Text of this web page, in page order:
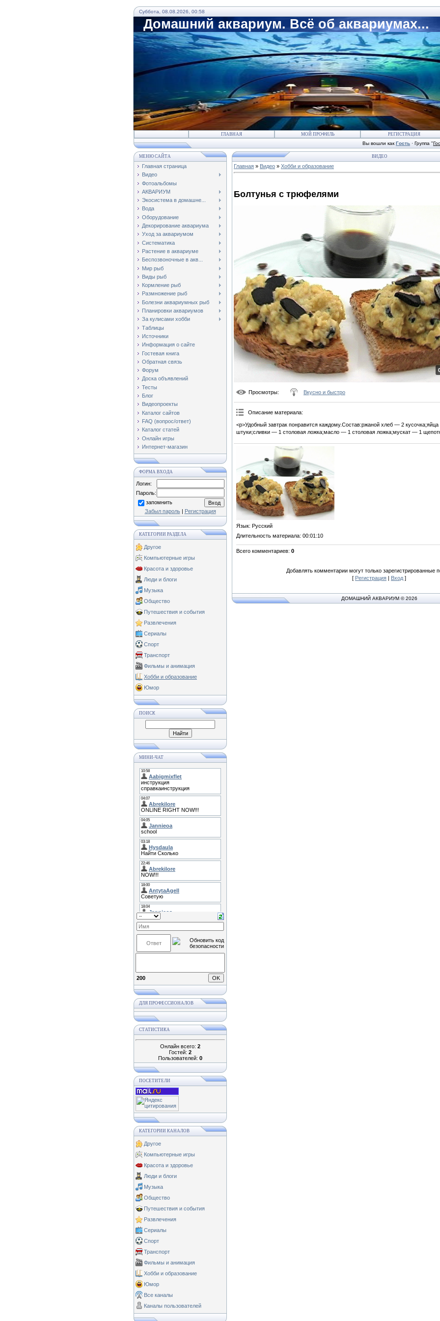
Суббота, 08.08.2026, 00:58
Домашний аквариум. Всё об аквариумах...
ГЛАВНАЯ МОЙ ПРОФИЛЬ РЕГИСТРАЦИЯ
Вы вошли как Гость · Группа "
МЕНЮ САЙТА
Главная страница
Видео
Фотоальбомы
АКВАРИУМ
Экосистема в домашне...
Вода
Оборудование
Декорирование аквариума
Уход за аквариумом
Систематика
Растение в аквариуме
Беспозвоночные в акв...
Мир рыб
Виды рыб
Кормление рыб
Размножение рыб
Болезни аквариумных рыб
Планировки аквариумов
За кулисами хобби
Таблицы
Источники
Информация о сайте
Гостевая книга
Обратная связь
Форум
Доска объявлений
Тесты
Блог
Видеопроекты
Каталог сайтов
FAQ (вопрос/ответ)
Каталог статей
Онлайн игры
Интернет-магазин
ФОРМА ВХОДА
Логин:
Пароль:
запомнить
Забыл пароль| Регистрация
КАТЕГОРИИ РАЗДЕЛА
Другое
Компьютерные игры
Красота и здоровье
Люди и блоги
Музыка
Общество
Путешествия и события
Развлечения
Сериалы
Спорт
Транспорт
Фильмы и анимация
Хобби и образование
Юмор
ПОИСК
МИНИ-ЧАТ
200
ДЛЯ ПРОФЕССИОНАЛОВ
СТАТИСТИКА
Онлайн всего: 2
Гостей: 2
Пользователей: 0
ПОСЕТИТЕЛИ
КАТЕГОРИИ КАНАЛОВ
Другое
Компьютерные игры
Красота и здоровье
Люди и блоги
Музыка
Общество
Путешествия и события
Развлечения
Сериалы
Спорт
Транспорт
Фильмы и анимация
Хобби и образование
Юмор
Все каналы
Каналы пользователей
ВИДЕО
Главная » Видео » Хобби и образование
Болтунья с трюфелями
Просмотры: Вкусно и быстро
Описание материала:
<p>Удобный завтрак понравится каждому.Состав:ржаной хлеб — 2
штуки;сливки — 1 столовая ложка;масло — 1 столовая ложка;мускат — 1
Язык: Русский
Длительность материала: 00:01:10
Всего комментариев: 0
Добавлять комментарии могут только зарегистрированные
[ Регистрация | Вход ]
ДОМАШНИЙ АКВАРИУМ © 2026